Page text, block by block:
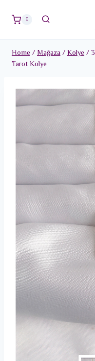
0
Home/Mağaza/Kolye/
Tarot Kolye